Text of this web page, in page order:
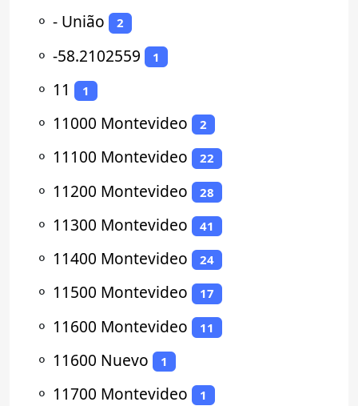
⚬ - União 2
⚬ -58.2102559 1
⚬ 11 1
⚬ 11000 Montevideo 2
⚬ 11100 Montevideo 22
⚬ 11200 Montevideo 28
⚬ 11300 Montevideo 41
⚬ 11400 Montevideo 24
⚬ 11500 Montevideo 17
⚬ 11600 Montevideo 11
⚬ 11600 Nuevo 1
⚬ 11700 Montevideo 1